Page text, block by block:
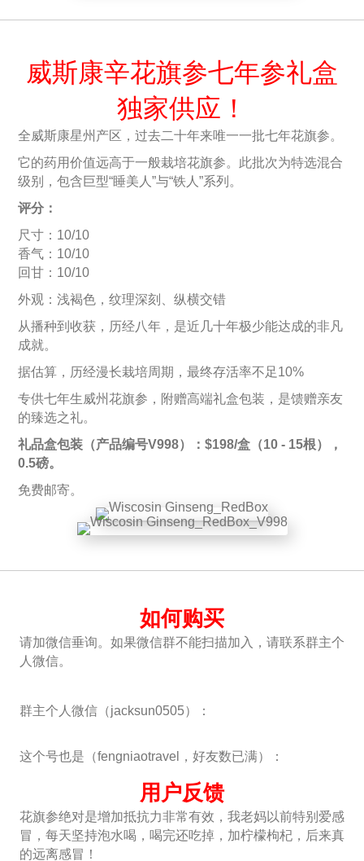
威斯康辛花旗参七年参礼盒
独家供应！
全威斯康星州产区，过去二十年来唯一一批七年花旗参。
它的药用价值远高于一般栽培花旗参。此批次为特选混合
级别，包含巨型“睡美人”与“铁人”系列。
评分：
尺寸：10/10
香气：10/10
回甘：10/10
外观：浅褐色，纹理深刻、纵横交错
从播种到收获，历经八年，是近几十年极少能达成的非凡
成就。
据估算，历经漫长栽培周期，最终存活率不足10%
专供七年生威州花旗参，附赠高端礼盒包装，是馈赠亲友
的臻选之礼。
礼品盒包装（产品编号V998）：$198/盒（10 - 15根），
0.5磅。
免费邮寄。
如何购买
请加微信垂询。如果微信群不能扫描加入，请联系群主个
人微信。
群主个人微信（jacksun0505）：
这个号也是（fengniaotravel，好友数已满）：
用户反馈
花旗参绝对是增加抵抗力非常有效，我老妈以前特别爱感
冒，每天坚持泡水喝，喝完还吃掉，加柠檬枸杞，后来真
的远离感冒！